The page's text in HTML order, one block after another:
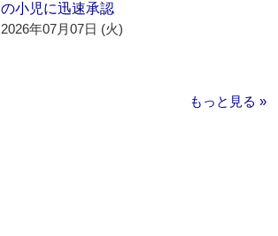
の小児に迅速承認
2026年07月07日 (火)
もっと見る »